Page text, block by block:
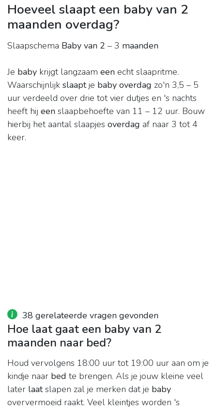
Hoeveel slaapt een baby van 2
maanden overdag?
Slaapschema Baby van 2 – 3 maanden
Je baby krijgt langzaam een echt slaapritme.
Waarschijnlijk slaaptje baby overdag zo'n 3,5 – 5
uur verdeeld over drie tot vier dutjes en 's nachts
heeft hij een slaapbehoefte van 11 – 12 uur. Bouw
hierbij het aantal slaapjes overdag af naar 3 tot 4
keer.
38 gerelateerde vragen gevonden
Hoe laat gaat een baby van 2
maanden naar bed?
Houd vervolgens 18:00 uur tot 19:00 uur aan om je
kindje naar bed te brengen. Als je jouw kleine veel
later laatslapen zal je merken dat je baby
oververmoeid raakt. Veel kleintjes worden 's